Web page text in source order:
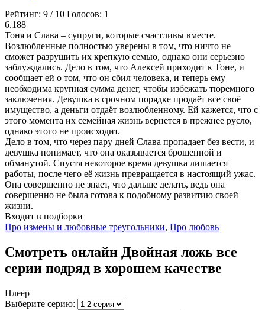
Рейтинг: 9 / 10 Голосов: 1
6.188
Тоня и Слава – супруги, которые счастливы вместе.
Возлюбленные полностью уверены в том, что ничто не
сможет разрушить их крепкую семью, однако они серьезно
заблуждались. Дело в том, что Алексей приходит к Тоне, и
сообщает ей о том, что он сбил человека, и теперь ему
необходима крупная сумма денег, чтобы избежать тюремного
заключения. Девушка в срочном порядке продаёт все своё
имущество, а деньги отдаёт возлюбленному. Ей кажется, что с
этого момента их семейная жизнь вернется в прежнее русло,
однако этого не происходит.
Дело в том, что через пару дней Слава пропадает без вести, и
девушка понимает, что она оказывается брошенной и
обманутой. Спустя некоторое время девушка лишается
работы, после чего её жизнь превращается в настоящий ужас.
Она совершенно не знает, что дальше делать, ведь она
совершенно не была готова к подобному развитию своей
жизни.
Входит в подборки
Про измены и любовные треугольники, Про любовь
Смотреть онлайн Двойная ложь все
серии подряд в хорошем качестве
Плеер
Выберите серию: